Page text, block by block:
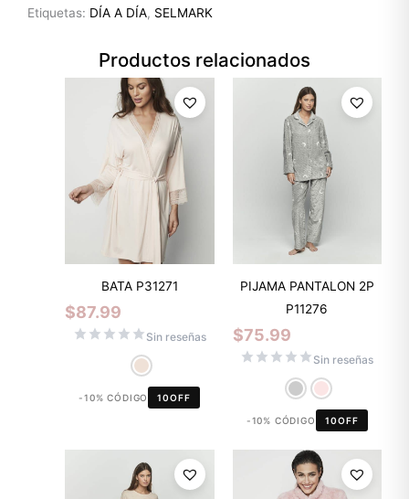
Etiquetas: DÍA A DÍA, SELMARK
Productos relacionados
BATA P31271
$87.99
Sin reseñas
-10% CÓDIGO 10OFF
PIJAMA PANTALON 2P
P11276
$75.99
Sin reseñas
-10% CÓDIGO 10OFF